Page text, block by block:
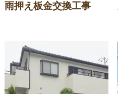
雨押え板金交換工事